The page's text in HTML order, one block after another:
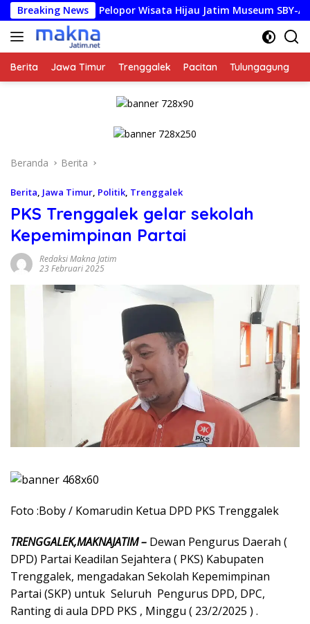
Langsung
ke
konten
Breaking News
Pelopor Wisata Hijau Jatim Museum SBY-Ani Pacitan
Berita Jawa Timur Trenggalek Pacitan Tulungagung
Beranda Berita
Berita Jawa Timur Politik Trenggalek
PKS Trenggalek gelar sekolah
Kepemimpinan Partai
Redaksi Makna Jatim
23 Februari 2025
Foto :Boby / Komarudin Ketua DPD PKS Trenggalek
TRENGGALEK,MAKNAJATIM – Dewan Pengurus Daerah (
DPD) Partai Keadilan Sejahtera ( PKS) Kabupaten
Trenggalek, mengadakan Sekolah Kepemimpinan
Partai (SKP) untuk Seluruh Pengurus DPD, DPC,
Ranting di aula DPD PKS , Minggu ( 23/2/2025 ) .